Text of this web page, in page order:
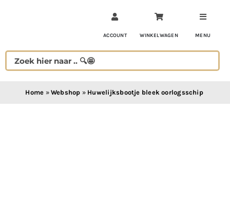
ACCOUNT WINKELWAGEN MENU
Home » Webshop » Huwelijksbootje bleek oorlogsschip